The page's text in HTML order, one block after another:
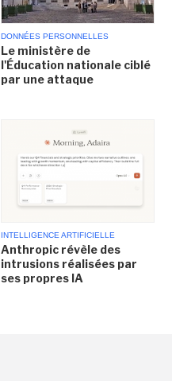
DONNÉES PERSONNELLES
Le ministère de
l'Éducation nationale ciblé
par une attaque
INTELLIGENCE ARTIFICIELLE
Anthropic révèle des
intrusions réalisées par
ses propres IA